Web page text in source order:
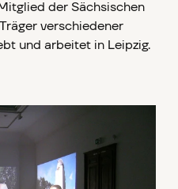
der Sächsischen
verschiedener
und arbeitet in Leipzig.